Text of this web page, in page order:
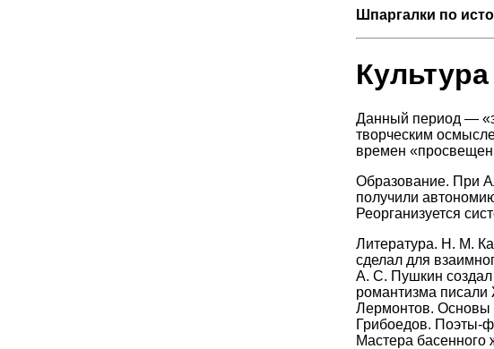
Шпаргалки по
Данный период —
творческим
времен
Образование. При
получили
Реорганизуется
Литература. Н. М.
сделал для
А. С. Пушкин
романтизма
Лермонтов. Основы
Грибоедов. Поэты-
Мастера